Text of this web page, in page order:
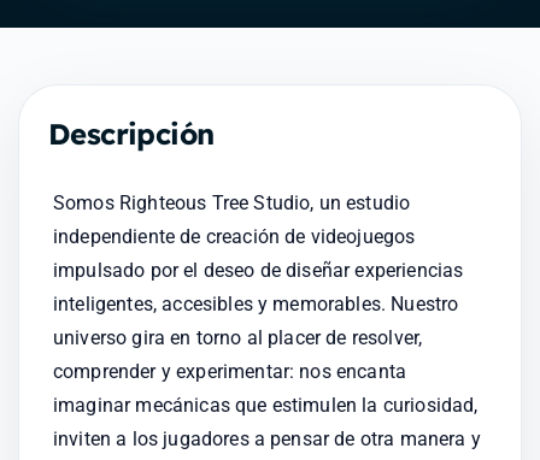
Descripción
Somos Righteous Tree Studio, un estudio
independiente de creación de videojuegos
impulsado por el deseo de diseñar experiencias
inteligentes, accesibles y memorables. Nuestro
universo gira en torno al placer de resolver,
comprender y experimentar: nos encanta
imaginar mecánicas que estimulen la curiosidad,
inviten a los jugadores a pensar de otra manera y